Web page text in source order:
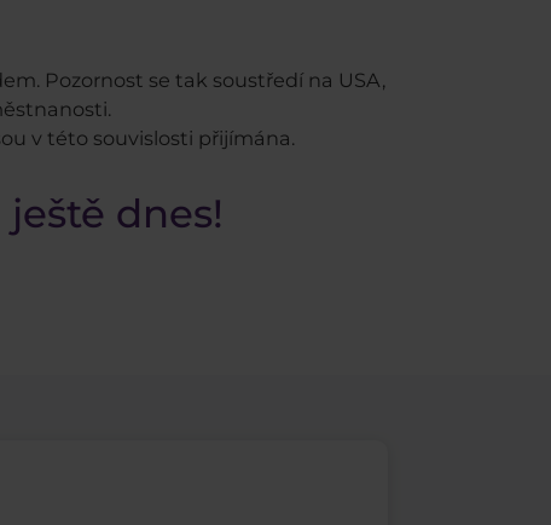
Pozornost se tak soustředí na USA,
v této souvislosti přijímána.
dnes!